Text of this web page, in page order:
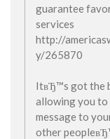
guarantee
services
http://
y/265870
ItвЂ™s got the
allowing you to
message to
other